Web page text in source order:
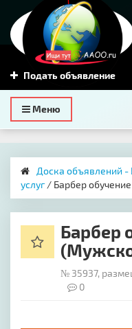
Подать объявление
Toggle
navigation
Меню
Доска объявлений -
услуг/ Барбер
Барбер
№ 35937,
0